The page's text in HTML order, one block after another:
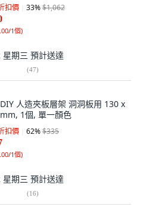
扣價 33%$1,062
1個)
期三 預計送達
(47)
人造夾板層架 洞洞板用 130 x
1個, 單一顏色
扣價 62%$335
1個)
期三 預計送達
(16)